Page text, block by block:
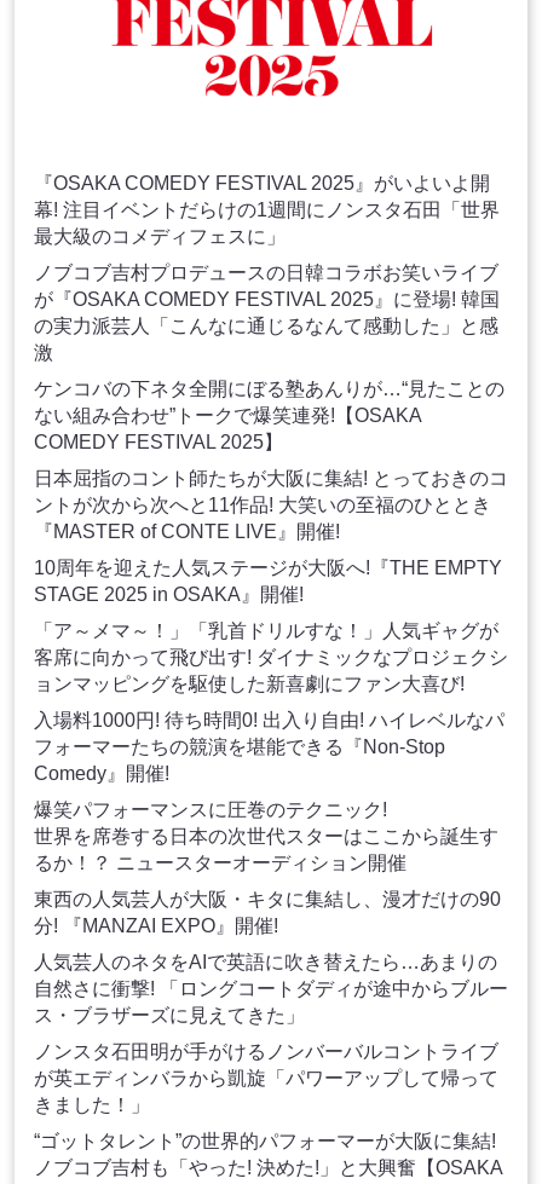
『OSAKA COMEDY FESTIVAL 2025』がいよいよ開
幕! 注目イベントだらけの1週間にノンスタ石田「世界
最大級のコメディフェスに」
ノブコブ吉村プロデュースの日韓コラボお笑いライブ
が『OSAKA COMEDY FESTIVAL 2025』に登場! 韓国
の実力派芸人「こんなに通じるなんて感動した」と感
激
ケンコバの下ネタ全開にぼる塾あんりが…“見たことの
ない組み合わせ”トークで爆笑連発!【OSAKA
COMEDY FESTIVAL 2025】
日本屈指のコント師たちが大阪に集結! とっておきのコ
ントが次から次へと11作品! 大笑いの至福のひととき
『MASTER of CONTE LIVE』開催!
10周年を迎えた人気ステージが大阪へ!『THE EMPTY
STAGE 2025 in OSAKA』開催!
「ア～メマ～！」「乳首ドリルすな！」人気ギャグが
客席に向かって飛び出す! ダイナミックなプロジェクシ
ョンマッピングを駆使した新喜劇にファン大喜び!
入場料1000円! 待ち時間0! 出入り自由! ハイレベルなパ
フォーマーたちの競演を堪能できる『Non-Stop
Comedy』開催!
爆笑パフォーマンスに圧巻のテクニック!
世界を席巻する日本の次世代スターはここから誕生す
るか！？ ニュースターオーディション開催
東西の人気芸人が大阪・キタに集結し、漫才だけの90
分! 『MANZAI EXPO』開催!
人気芸人のネタをAIで英語に吹き替えたら…あまりの
自然さに衝撃! 「ロングコートダディが途中からブルー
ス・ブラザーズに見えてきた」
ノンスタ石田明が手がけるノンバーバルコントライブ
が英エディンバラから凱旋「パワーアップして帰って
きました！」
“ゴットタレント”の世界的パフォーマーが大阪に集結!
ノブコブ吉村も「やった! 決めた!」と大興奮【OSAKA